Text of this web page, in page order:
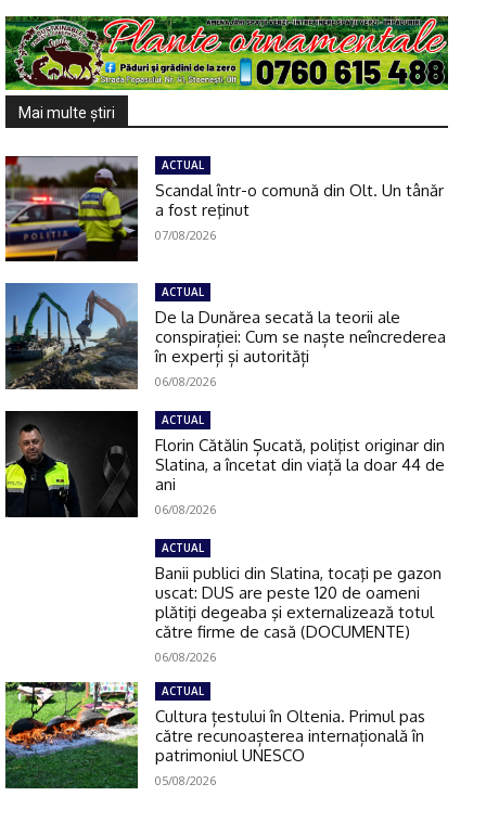
Mai multe ştiri
ACTUAL
Scandal într-o comună din Olt. Un tânăr
a fost reţinut
07/08/2026
ACTUAL
De la Dunărea secată la teorii ale
conspirației: Cum se naște neîncrederea
în experți și autorități
06/08/2026
ACTUAL
Florin Cătălin Șucată, poliţist originar din
Slatina, a încetat din viață la doar 44 de
ani
06/08/2026
ACTUAL
Banii publici din Slatina, tocaţi pe gazon
uscat: DUS are peste 120 de oameni
plătiţi degeaba şi externalizează totul
către firme de casă (DOCUMENTE)
06/08/2026
ACTUAL
Cultura țestului în Oltenia. Primul pas
către recunoașterea internațională în
patrimoniul UNESCO
05/08/2026